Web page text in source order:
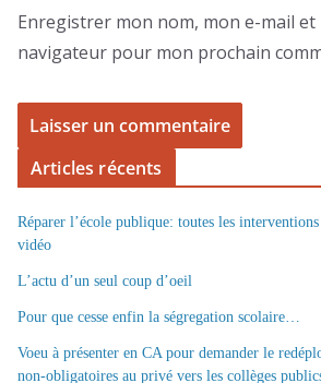
Enregistrer mon nom, mon e-mail et
navigateur pour mon prochain
Articles récents
Réparer l’école publique: toutes les
vidéo
L’actu d’un seul coup d’oeil
Pour que cesse enfin la ségregation scolaire…
Voeu à présenter en CA pour demander le
non-obligatoires au privé vers les collèges